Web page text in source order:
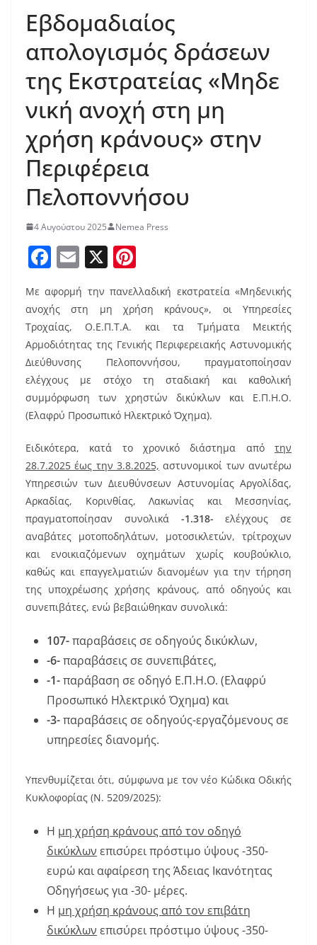
Εβδομαδιαίος
απολογισμός δράσεων
της Εκστρατείας «Μηδε
νική ανοχή στη μη
χρήση κράνους» στην
Περιφέρεια
Πελοποννήσου
4 Αυγούστου 2025 Nemea Press
F
c
e
b
o
o
k
E
m
ai
X
er
e
st
Με αφορμή την πανελλαδική εκστρατεία «Μηδενικής
ανοχής στη μη χρήση κράνους», οι Υπηρεσίες
Τροχαίας, Ο.Ε.Π.Τ.Α. και τα Τμήματα Μεικτής
Αρμοδιότητας της Γενικής Περιφερειακής Αστυνομικής
Διεύθυνσης Πελοποννήσου, πραγματοποίησαν
ελέγχους με στόχο τη σταδιακή και καθολική
συμμόρφωση των χρηστών δικύκλων και Ε.Π.Η.Ο.
(Ελαφρύ Προσωπικό Ηλεκτρικό Όχημα).
Ειδικότερα, κατά το χρονικό διάστημα από την
28.7.2025 έως την 3.8.2025, αστυνομικοί των ανωτέρω
Υπηρεσιών των Διευθύνσεων Αστυνομίας Αργολίδας,
Αρκαδίας, Κορινθίας, Λακωνίας και Μεσσηνίας,
πραγματοποίησαν συνολικά -1.318- ελέγχους σε
αναβάτες μοτοποδηλάτων, μοτοσικλετών, τρίτροχων
και ενοικιαζόμενων οχημάτων χωρίς κουβούκλιο,
καθώς και επαγγελματιών διανομέων για την τήρηση
της υποχρέωσης χρήσης κράνους, από οδηγούς και
συνεπιβάτες, ενώ βεβαιώθηκαν συνολικά:
107-παραβάσεις σε οδηγούς δικύκλων,
-6-παραβάσεις σε συνεπιβάτες,
-1-παράβαση σε οδηγό Ε.Π.Η.Ο. (Ελαφρύ
Προσωπικό Ηλεκτρικό Όχημα) και
-3-παραβάσεις σε οδηγούς-εργαζόμενους σε
υπηρεσίες διανομής.
Υπενθυμίζεται ότι, σύμφωνα με τον νέο Κώδικα Οδικής
Κυκλοφορίας (Ν. 5209/2025):
Η μη χρήση κράνους από τον οδηγό
δικύκλων επισύρει πρόστιμο ύψους -350-
ευρώ και αφαίρεση της Άδειας Ικανότητας
Οδηγήσεως για -30- μέρες.
Η μη χρήση κράνους από τον επιβάτη
δικύκλων επισύρει πρόστιμο ύψους -350-